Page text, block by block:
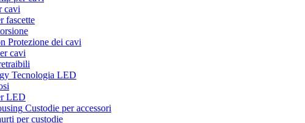
cavi
fascette
Protezione dei cavi
cavi
Tecnologia LED
LED
Custodie per accessori
per custodie